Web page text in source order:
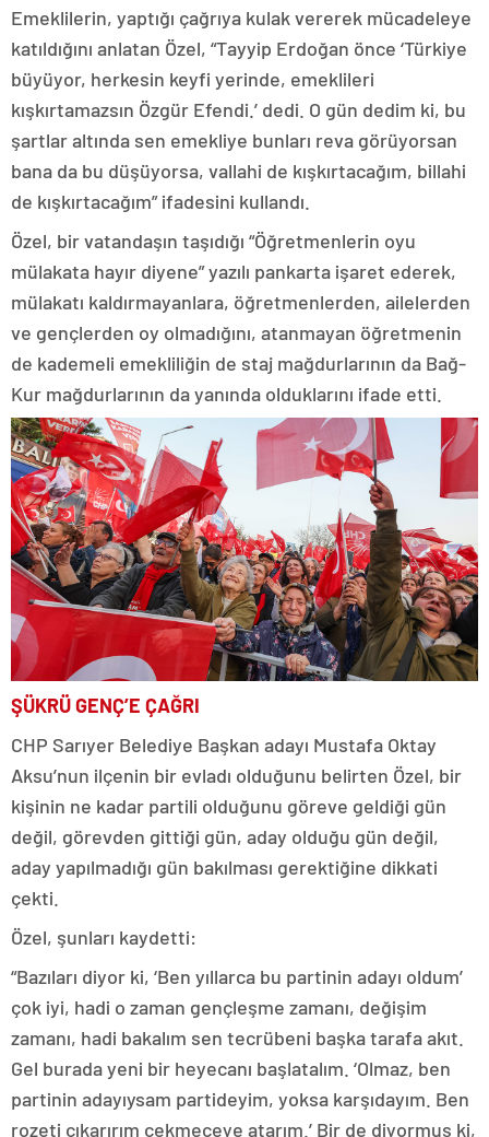
Emeklilerin, yaptığı çağrıya kulak vererek mücadeleye
katıldığını anlatan Özel, “Tayyip Erdoğan önce ‘Türkiye
büyüyor, herkesin keyfi yerinde, emeklileri
kışkırtamazsın Özgür Efendi.’ dedi. O gün dedim ki, bu
şartlar altında sen emekliye bunları reva görüyorsan
bana da bu düşüyorsa, vallahi de kışkırtacağım, billahi
de kışkırtacağım” ifadesini kullandı.
Özel, bir vatandaşın taşıdığı “Öğretmenlerin oyu
mülakata hayır diyene” yazılı pankarta işaret ederek,
mülakatı kaldırmayanlara, öğretmenlerden, ailelerden
ve gençlerden oy olmadığını, atanmayan öğretmenin
de kademeli emekliliğin de staj mağdurlarının da Bağ-
Kur mağdurlarının da yanında olduklarını ifade etti.
ŞÜKRÜ GENÇ’E ÇAĞRI
CHP Sarıyer Belediye Başkan adayı Mustafa Oktay
Aksu’nun ilçenin bir evladı olduğunu belirten Özel, bir
kişinin ne kadar partili olduğunu göreve geldiği gün
değil, görevden gittiği gün, aday olduğu gün değil,
aday yapılmadığı gün bakılması gerektiğine dikkati
çekti.
Özel, şunları kaydetti:
“Bazıları diyor ki, ‘Ben yıllarca bu partinin adayı oldum’
çok iyi, hadi o zaman gençleşme zamanı, değişim
zamanı, hadi bakalım sen tecrübeni başka tarafa akıt.
Gel burada yeni bir heyecanı başlatalım. ‘Olmaz, ben
partinin adayıysam partideyim, yoksa karşıdayım. Ben
rozeti çıkarırım çekmeceye atarım.’ Bir de diyormuş ki,